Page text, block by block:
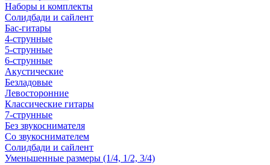
Наборы и комплекты
Солидбади и сайлент
Бас-гитары
4-струнные
5-струнные
6-струнные
Акустические
Безладовые
Левосторонние
Классические гитары
7-струнные
Без звукоснимателя
Со звукоснимателем
Солидбади и сайлент
Уменьшенные размеры (1/4, 1/2, 3/4)